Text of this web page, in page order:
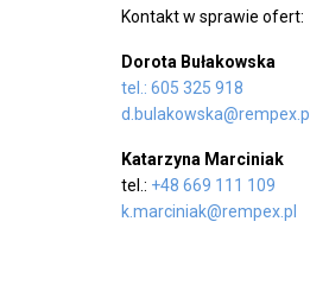
Kontakt w sprawie ofert:
Dorota Bułakowska
tel.: 605 325 918
d.bulakowska@rempex.pl
Katarzyna Marciniak
tel.: +48 669 111 109
k.marciniak@rempex.pl